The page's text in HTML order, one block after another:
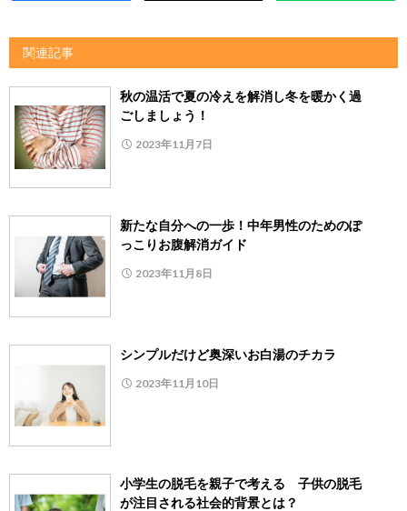
関連記事
秋の温活で夏の冷えを解消し冬を暖かく過
ごしましょう！
2023年11月7日
新たな自分への一歩！中年男性のためのぽ
っこりお腹解消ガイド
2023年11月8日
シンプルだけど奥深いお白湯のチカラ
2023年11月10日
小学生の脱毛を親子で考える 子供の脱毛
が注目される社会的背景とは？